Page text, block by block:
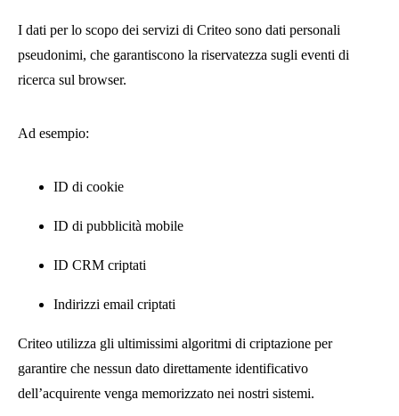
I dati per lo scopo dei servizi di Criteo sono dati personali
pseudonimi, che garantiscono la riservatezza sugli eventi di
ricerca sul browser.
Ad esempio:
ID di cookie
ID di pubblicità mobile
ID CRM criptati
Indirizzi email criptati
Criteo utilizza gli ultimissimi algoritmi di criptazione per
garantire che nessun dato direttamente identificativo
dell’acquirente venga memorizzato nei nostri sistemi.